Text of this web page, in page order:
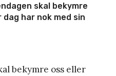
skal bekymre
har nok med sin
bekymre oss eller